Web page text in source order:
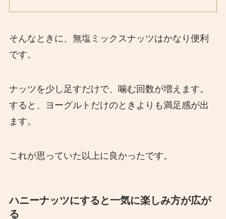
そんなときに、無塩ミックスナッツはかなり便利
です。
ナッツを少し足すだけで、噛む回数が増えます。
すると、ヨーグルトだけのときよりも満足感が出
ます。
これが思っていた以上に良かったです。
ハニーナッツにすると一気に楽しみ方が広が
る